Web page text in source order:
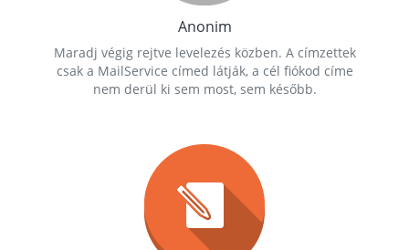
Anonim
Maradj végig rejtve levelezés közben. A címzettek
csak a MailService címed látják, a cél fiókod címe
nem derül ki sem most, sem később.